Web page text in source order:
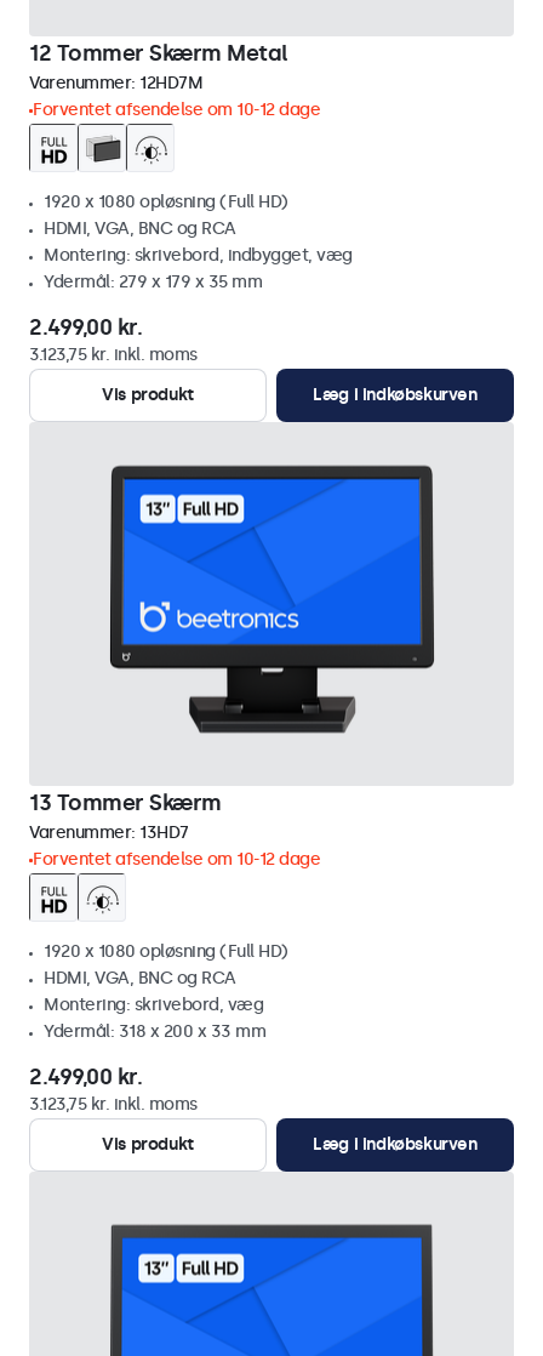
12 Tommer Skærm Metal
Varenummer: 12HD7M
Forventet afsendelse om 10-12 dage
1920 x 1080 opløsning (Full HD)
HDMI, VGA, BNC og RCA
Montering: skrivebord, indbygget, væg
Ydermål: 279 x 179 x 35 mm
2.499,00 kr.
3.123,75 kr. inkl. moms
Vis produkt
Læg i indkøbskurven
13 Tommer Skærm
Varenummer: 13HD7
Forventet afsendelse om 10-12 dage
1920 x 1080 opløsning (Full HD)
HDMI, VGA, BNC og RCA
Montering: skrivebord, væg
Ydermål: 318 x 200 x 33 mm
2.499,00 kr.
3.123,75 kr. inkl. moms
Vis produkt
Læg i indkøbskurven